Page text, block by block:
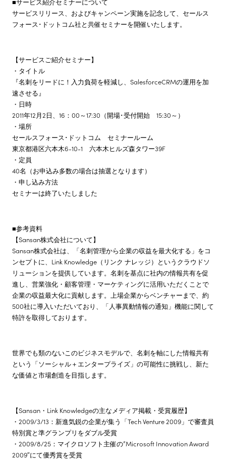
サービスリリース、およびキャンペーン実施を記念して、セールス
フォース･ドットコム社と共催セミナーを開催いたします。
【サービスご紹介セミナー】
・タイトル
『名刺をリードに！入力負荷を軽減し、SalesforceCRMの運用を加
速させる』
・日時
2011年12月2日、16：00～17:30（開場･受付開始 15:30～）
・場所
セールスフォース･ドットコム セミナールーム
東京都港区六本木6-10-1 六本木ヒルズ森タワー39F
・定員
40名（お申込み多数の場合は抽選となります）
・申し込み方法
セミナーは終了いたしました
■参考資料
【Sansan株式会社について】
Sansan株式会社は、「名刺管理から企業の収益を最大化する」をコ
ンセプトに、Link Knowledge（リンク ナレッジ）というクラウドソ
リューションを提供しています。名刺を基点に社内の情報共有を促
進し、営業強化・顧客管理・マーケティングに活用いただくことで
企業の収益最大化に貢献します。上場企業からベンチャーまで、約
500社に導入いただいており、「人事異動情報の通知」機能に関して
特許を取得しております。
世界でも類のないこのビジネスモデルで、名刺を軸にした情報共有
という「ソーシャル＋エンタープライズ」の可能性に挑戦し、新た
な価値と市場創造を目指します。
【Sansan・Link Knowledgeの主なメディア掲載・受賞履歴】
・2009/3/13：新進気鋭の企業が集う「Tech Venture 2009」で審査員
特別賞と準グランプリをダブル受賞
・2009/8/25：マイクロソフト主催の”Microsoft Innovation Award
2009″にて優秀賞を受賞